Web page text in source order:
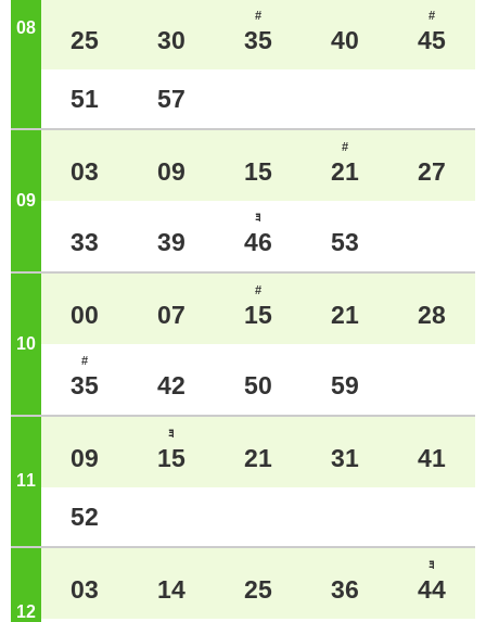
08 25 30
#
35 40
#
45
51 57
09 ジ
03 09 15
#
21 27
33 39
ﾖ
46 53
10 ジ
00 07
#
15 21 28
#
35 42 50 59
11
09
ﾖ
15 21 31 41
52
12
03 14 25 36
ﾖ
44